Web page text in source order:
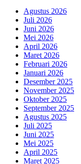
Agustus 2026
Juli 2026
Juni 2026
Mei 2026
April 2026
Maret 2026
Februari 2026
Januari 2026
Desember 2025
November 2025
Oktober 2025
September 2025
Agustus 2025
Juli 2025
Juni 2025
Mei 2025
April 2025
Maret 2025